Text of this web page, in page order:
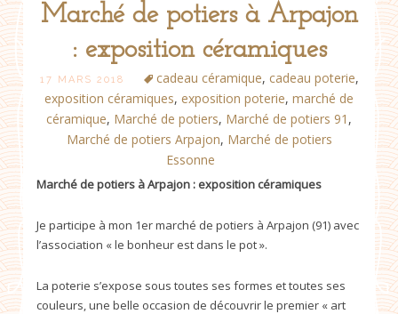
Marché de potiers à Arpajon
: exposition céramiques
17 MARS 2018 cadeau céramique, cadeau poterie,
exposition céramiques, exposition poterie, marché de
céramique, Marché de potiers, Marché de potiers 91 ,
Marché de potiers Arpajon, Marché de potiers
Essonne
Marché de potiers à Arpajon : exposition céramiques
Je participe à mon 1er marché de potiers à Arpajon (91) avec
l’association « le bonheur est dans le pot ».
La poterie s’expose sous toutes ses formes et toutes ses
couleurs, une belle occasion de découvrir le premier « art